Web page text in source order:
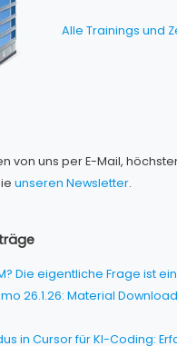
Alle Trainings und
von uns per E-Mail,
unseren Newsletter.
Die eigentliche Frage ist
26.1.26: Material
in Cursor für KI-Coding: